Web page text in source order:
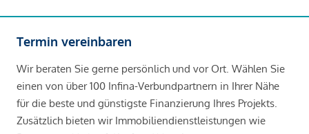
Termin vereinbaren
Wir beraten Sie gerne persönlich und vor Ort. Wählen Sie
einen von über 100 Infina-Verbundpartnern in Ihrer Nähe
für die beste und günstigste Finanzierung Ihres Projekts.
Zusätzlich bieten wir Immobiliendienstleistungen wie